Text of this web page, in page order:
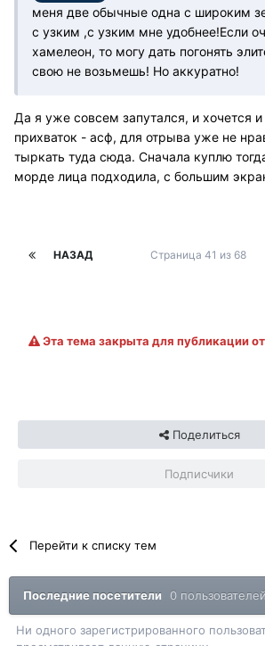
меня две обычные одна с широким
с узким ,с узким мне удобнее!Если
хамелеон, то могу дать погонять
свою не возьмешь! Но аккуратно!
Да я уже совсем запутался, и хочется и
прихваток - асф, для отрыва уже не
тыркать туда сюда. Сначала куплю
морде лица подходила, с большим
НАЗАД Страница 41 из 68
Эта тема закрыта для публикации
Поделиться
Подписчики
Перейти к списку тем
Последние посетители 0
Ни одного зарегистрированного